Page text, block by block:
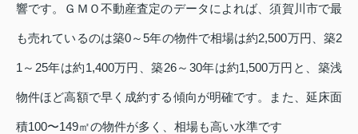
響です。ＧＭＯ不動産査定のデータによれば、須賀川市で最
も売れているのは築0～5年の物件で相場は約2,500万円、築2
1～25年は約1,400万円、築26～30年は約1,500万円と、築浅
物件ほど高額で早く成約する傾向が明確です。また、延床面
積100〜149㎡の物件が多く、相場も高い水準です